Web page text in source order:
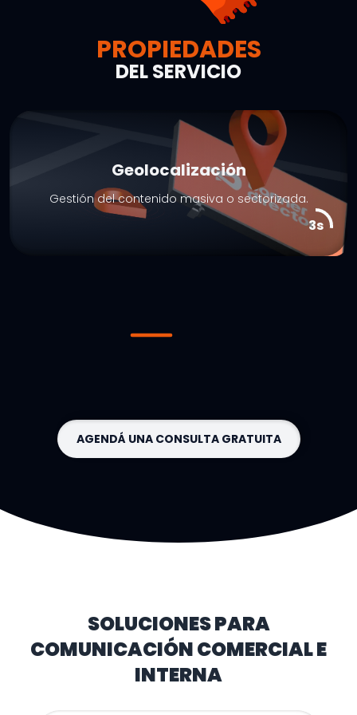
PROPIEDADES
DEL SERVICIO
Geolocalización
Gestión del contenido masiva o sectorizada.
2s
AGENDÁ UNA CONSULTA GRATUITA
SOLUCIONES PARA
COMUNICACIÓN COMERCIAL E
INTERNA